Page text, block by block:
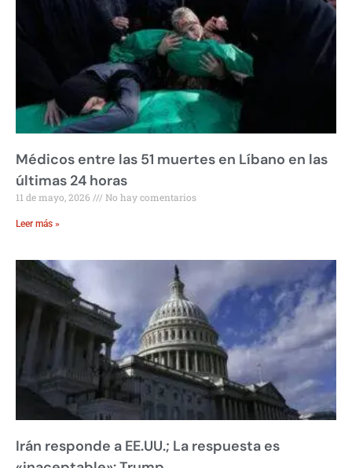
Médicos entre las 51 muertes en Líbano en las
últimas 24 horas
11 de mayo, 2026 No hay comentarios
Leer más »
Irán responde a EE.UU.; La respuesta es